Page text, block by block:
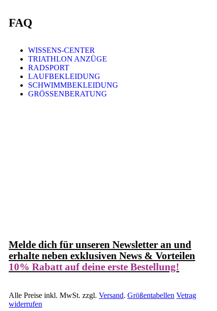
FAQ
WISSENS-CENTER
TRIATHLON ANZÜGE
RADSPORT
LAUFBEKLEIDUNG
SCHWIMMBEKLEIDUNG
GRÖSSENBERATUNG
Melde dich für unseren Newsletter an und
erhalte neben exklusiven News & Vorteilen
10% Rabatt auf deine erste Bestellung!
Alle Preise inkl. MwSt. zzgl. Versand. Größentabellen Vetrag
widerrufen